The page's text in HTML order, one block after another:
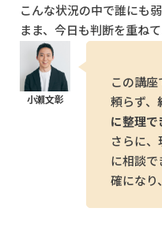
こんな状況の中で誰にも
まま、今日も判断を重ね
この講
頼らず、
に整理で
さらに、
に相談で
確になり